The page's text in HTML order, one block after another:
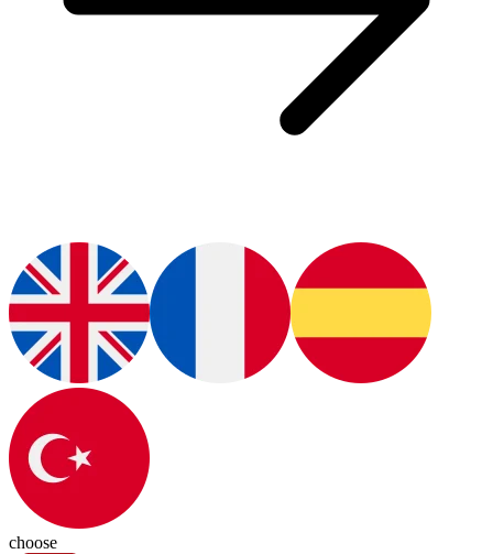
choose